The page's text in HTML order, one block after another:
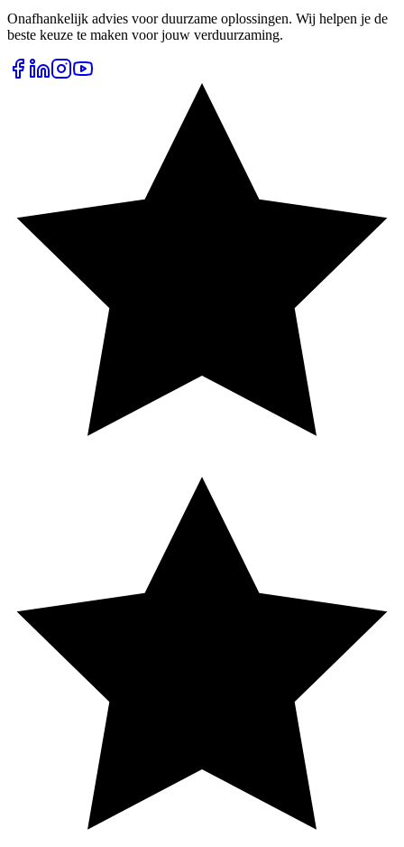
Onafhankelijk advies voor duurzame oplossingen. Wij helpen je de
beste keuze te maken voor jouw verduurzaming.